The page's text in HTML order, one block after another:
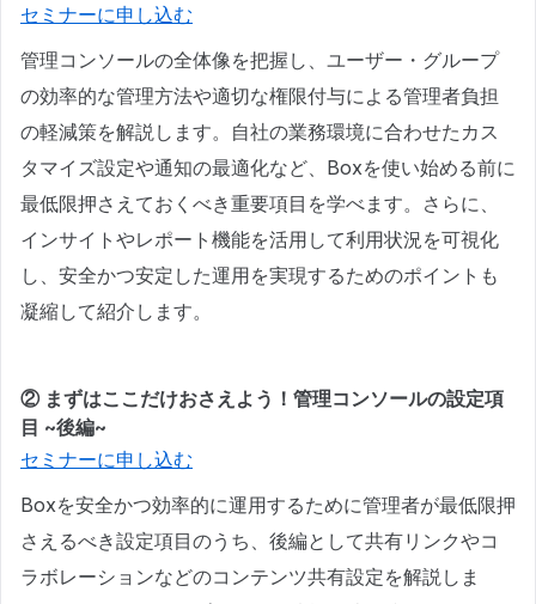
セミナーに申し込む
管理コンソールの全体像を把握し、ユーザー・グループ
の効率的な管理方法や適切な権限付与による管理者負担
の軽減策を解説します。自社の業務環境に合わせたカス
タマイズ設定や通知の最適化など、Boxを使い始める前に
最低限押さえておくべき重要項目を学べます。さらに、
インサイトやレポート機能を活用して利用状況を可視化
し、安全かつ安定した運用を実現するためのポイントも
凝縮して紹介します。
② まずはここだけおさえよう！管理コンソールの設定項
目 ~後編~
セミナーに申し込む
Boxを安全かつ効率的に運用するために管理者が最低限押
さえるべき設定項目のうち、後編として共有リンクやコ
ラボレーションなどのコンテンツ共有設定を解説しま